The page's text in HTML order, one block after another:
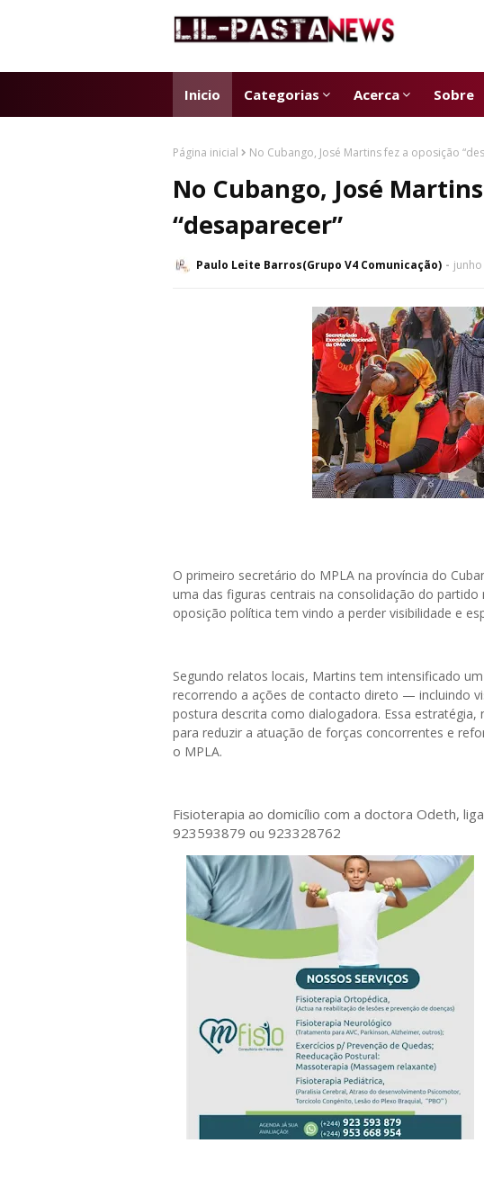
Inicio Categorias Acerca Sobre
Página inicial No Cubango, José Martins fez a oposição
No Cubango, José
“desaparecer”
Paulo Leite Barros(Grupo V4 Comunicação)
O primeiro secretário do MPLA na província do
uma das figuras centrais na consolidação do
oposição política tem vindo a perder visibilidade e
Segundo relatos locais, Martins tem intensificado
recorrendo a ações de contacto direto — incluindo
postura descrita como dialogadora. Essa
para reduzir a atuação de forças concorrentes e
o MPLA.
Fisioterapia ao domicílio com a doctora Odeth,
923593879 ou 923328762